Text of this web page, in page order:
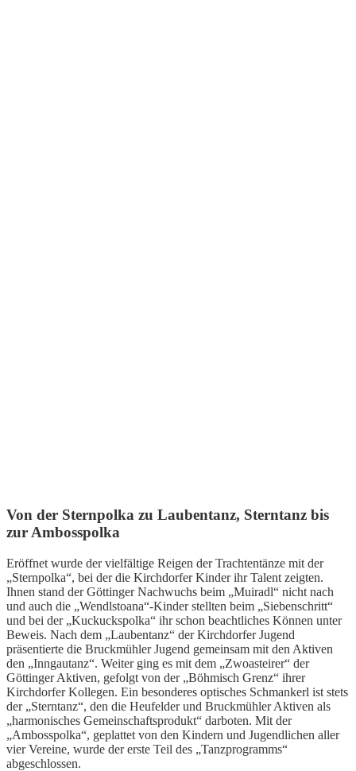
Von der Sternpolka zu Laubentanz, Sterntanz bis
zur Ambosspolka
Eröffnet wurde der vielfältige Reigen der Trachtentänze mit der
„Sternpolka“, bei der die Kirchdorfer Kinder ihr Talent zeigten.
Ihnen stand der Göttinger Nachwuchs beim „Muiradl“ nicht nach
und auch die „Wendlstoana“-Kinder stellten beim „Siebenschritt“
und bei der „Kuckuckspolka“ ihr schon beachtliches Können unter
Beweis. Nach dem „Laubentanz“ der Kirchdorfer Jugend
präsentierte die Bruckmühler Jugend gemeinsam mit den Aktiven
den „Inngautanz“. Weiter ging es mit dem „Zwoasteirer“ der
Göttinger Aktiven, gefolgt von der „Böhmisch Grenz“ ihrer
Kirchdorfer Kollegen. Ein besonderes optisches Schmankerl ist stets
der „Sterntanz“, den die Heufelder und Bruckmühler Aktiven als
„harmonisches Gemeinschaftsprodukt“ darboten. Mit der
„Ambosspolka“, geplattet von den Kindern und Jugendlichen aller
vier Vereine, wurde der erste Teil des „Tanzprogramms“
abgeschlossen.